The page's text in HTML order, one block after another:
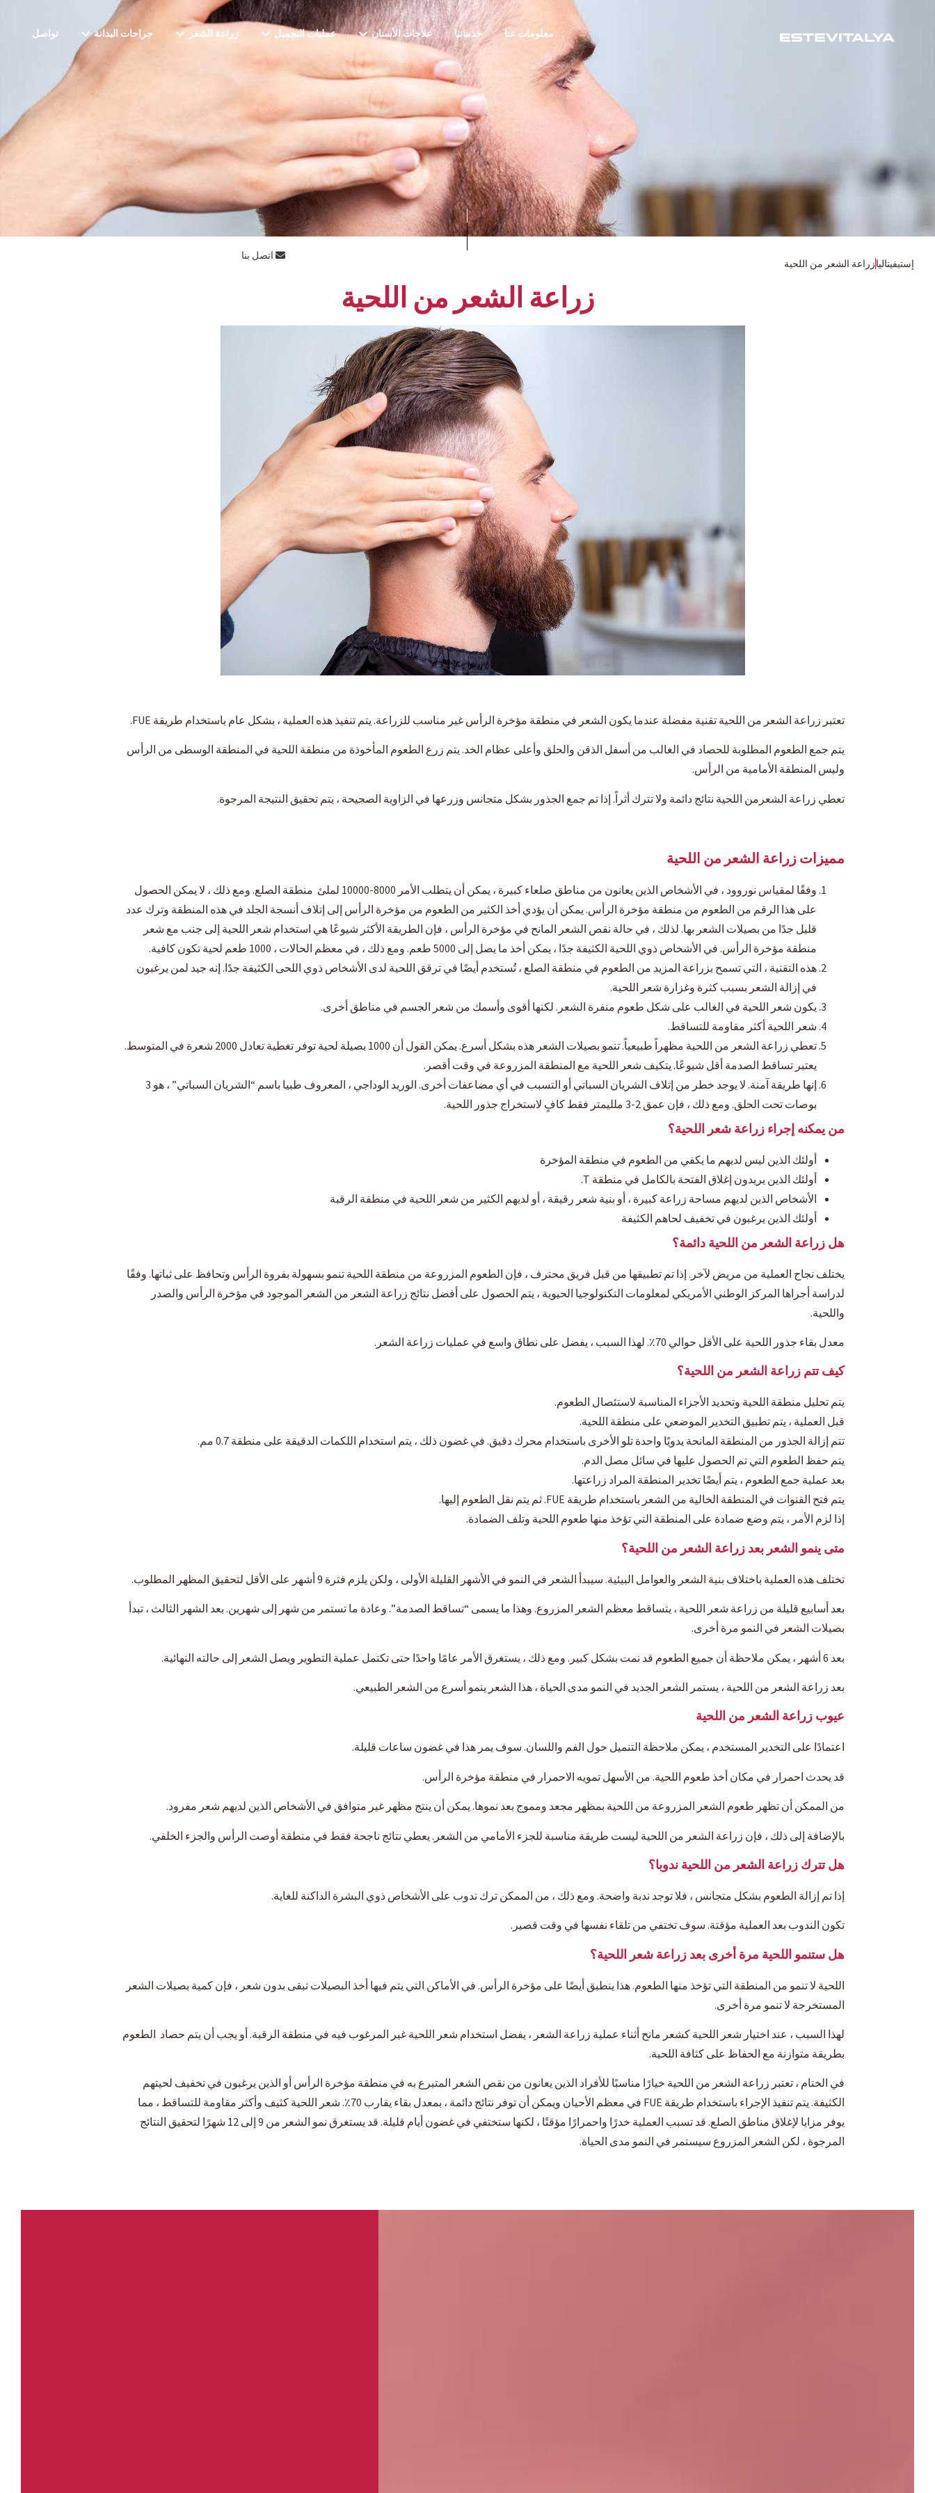
معلومات عنا خدماتنا علاجات الأسنان عمليات التجميل زراعة الشعر جراحات البدانة تواصل
إستيفيتاليازراعة الشعر من اللحية
اتصل بنا
زراعة الشعر من اللحية
تعتبر زراعة الشعر من اللحية تقنية مفضلة عندما يكون الشعر في منطقة مؤخرة الرأس غير مناسب للزراعة. يتم تنفيذ هذه العملية ، بشكل عام باستخدام طريقة FUE.
يتم جمع الطعوم المطلوبة للحصاد في الغالب من أسفل الذقن والحلق وأعلى عظام الخد. يتم زرع الطعوم المأخوذة من منطقة اللحية في المنطقة الوسطى من الرأس
وليس المنطقة الأمامية من الرأس.
تعطي زراعة الشعرمن اللحية نتائج دائمة ولا تترك أثراً. إذا تم جمع الجذور بشكل متجانس وزرعها في الزاوية الصحيحة ، يتم تحقيق النتيجة المرجوة.
مميزات زراعة الشعر من اللحية
وفقًا لمقياس نوروود ، في الأشخاص الذين يعانون من مناطق صلعاء كبيرة ، يمكن أن يتطلب الأمر 8000-10000 لملئ منطقة الصلع. ومع ذلك ، لا يمكن الحصول
على هذا الرقم من الطعوم من منطقة مؤخرة الرأس. يمكن أن يؤدي أخذ الكثير من الطعوم من مؤخرة الرأس إلى إتلاف أنسجة الجلد في هذه المنطقة وترك عدد
قليل جدًا من بصيلات الشعر بها. لذلك ، في حالة نقص الشعر المانح في مؤخرة الرأس ، فإن الطريقة الأكثر شيوعًا هي استخدام شعر اللحية إلى جنب مع شعر
منطقة مؤخرة الرأس. في الأشخاص ذوي اللحية الكثيفة جدًا ، يمكن أخذ ما يصل إلى 5000 طعم. ومع ذلك ، في معظم الحالات ، 1000 طعم لحية تكون كافية.
هذه التقنية ، التي تسمح بزراعة المزيد من الطعوم في منطقة الصلع ، تُستخدم أيضًا في ترقق اللحية لدى الأشخاص ذوي اللحى الكثيفة جدًا. إنه جيد لمن يرغبون
في إزالة الشعر بسبب كثرة وغزارة شعر اللحية.
يكون شعر اللحية في الغالب على شكل طعوم منفرة الشعر. لكنها أقوى وأسمك من شعر الجسم في مناطق أخرى.
شعر اللحية أكثر مقاومة للتساقط.
تعطي زراعة الشعر من اللحية مظهراً طبيعياً. تنمو بصيلات الشعر هذه بشكل أسرع. يمكن القول أن 1000 بصيلة لحية توفر تغطية تعادل 2000 شعرة في المتوسط.
يعتبر تساقط الصدمة أقل شيوعًا. يتكيف شعر اللحية مع المنطقة المزروعة في وقت أقصر.
إنها طريقة آمنة. لا يوجد خطر من إتلاف الشريان السباتي أو التسبب في أي مضاعفات أخرى. الوريد الوداجي ، المعروف طبيا باسم “الشريان السباتي” ، هو 3
بوصات تحت الحلق. ومع ذلك ، فإن عمق 2-3 ملليمتر فقط كافٍ لاستخراج جذور اللحية.
من يمكنه إجراء زراعة شعر اللحية؟
أولئك الذين ليس لديهم ما يكفي من الطعوم في منطقة المؤخرة
أولئك الذين يريدون إغلاق الفتحة بالكامل في منطقة T.
الأشخاص الذين لديهم مساحة زراعة كبيرة ، أو بنية شعر رقيقة ، أو لديهم الكثير من شعر اللحية في منطقة الرقبة
أولئك الذين يرغبون في تخفيف لحاهم الكثيفة
هل زراعة الشعر من اللحية دائمة؟
يختلف نجاح العملية من مريض لآخر. إذا تم تطبيقها من قبل فريق محترف ، فإن الطعوم المزروعة من منطقة اللحية تنمو بسهولة بفروة الرأس وتحافظ على ثباتها. وفقًا
لدراسة أجراها المركز الوطني الأمريكي لمعلومات التكنولوجيا الحيوية ، يتم الحصول على أفضل نتائج زراعة الشعر من الشعر الموجود في مؤخرة الرأس والصدر
واللحية.
معدل بقاء جذور اللحية على الأقل حوالي 70٪. لهذا السبب ، يفضل على نطاق واسع في عمليات زراعة الشعر.
كيف تتم زراعة الشعر من اللحية؟
يتم تحليل منطقة اللحية وتحديد الأجزاء المناسبة لاستئصال الطعوم.
قبل العملية ، يتم تطبيق التخدير الموضعي على منطقة اللحية.
تتم إزالة الجذور من المنطقة المانحة يدويًا واحدة تلو الأخرى باستخدام محرك دقيق. في غضون ذلك ، يتم استخدام اللكمات الدقيقة على منطقة 0.7 مم.
يتم حفظ الطعوم التي تم الحصول عليها في سائل مصل الدم.
بعد عملية جمع الطعوم ، يتم أيضًا تخدير المنطقة المراد زراعتها.
يتم فتح القنوات في المنطقة الخالية من الشعر باستخدام طريقة FUE. ثم يتم نقل الطعوم إليها.
إذا لزم الأمر ، يتم وضع ضمادة على المنطقة التي تؤخذ منها طعوم اللحية وتلف الضمادة.
متى ينمو الشعر بعد زراعة الشعر من اللحية؟
تختلف هذه العملية باختلاف بنية الشعر والعوامل البيئية. سيبدأ الشعر في النمو في الأشهر القليلة الأولى ، ولكن يلزم فترة 9 أشهر على الأقل لتحقيق المظهر المطلوب.
بعد أسابيع قليلة من زراعة شعر اللحية ، يتساقط معظم الشعر المزروع. وهذا ما يسمى “تساقط الصدمة”. وعادة ما تستمر من شهر إلى شهرين. بعد الشهر الثالث ، تبدأ
بصيلات الشعر في النمو مرة أخرى.
بعد 6 أشهر ، يمكن ملاحظة أن جميع الطعوم قد نمت بشكل كبير. ومع ذلك ، يستغرق الأمر عامًا واحدًا حتى تكتمل عملية التطوير ويصل الشعر إلى حالته النهائية.
بعد زراعة الشعر من اللحية ، يستمر الشعر الجديد في النمو مدى الحياة ، هذا الشعر ينمو أسرع من الشعر الطبيعي.
عيوب زراعة الشعر من اللحية
اعتمادًا على التخدير المستخدم ، يمكن ملاحظة التنميل حول الفم واللسان. سوف يمر هذا في غضون ساعات قليلة.
قد يحدث احمرار في مكان أخذ طعوم اللحية. من الأسهل تمويه الاحمرار في منطقة مؤخرة الرأس.
من الممكن أن تظهر طعوم الشعر المزروعة من اللحية بمظهر مجعد ومموج بعد نموها. يمكن أن ينتج مظهر غير متوافق في الأشخاص الذين لديهم شعر مفرود.
بالإضافة إلى ذلك ، فإن زراعة الشعر من اللحية ليست طريقة مناسبة للجزء الأمامي من الشعر. يعطي نتائج ناجحة فقط في منطقة أوصت الرأس والجزء الخلفي.
هل تترك زراعة الشعر من اللحية ندوبا؟
إذا تم إزالة الطعوم بشكل متجانس ، فلا توجد ندبة واضحة. ومع ذلك ، من الممكن ترك ندوب على الأشخاص ذوي البشرة الداكنة للغاية.
تكون الندوب بعد العملية مؤقتة. سوف تختفي من تلقاء نفسها في وقت قصير.
هل ستنمو اللحية مرة أخرى بعد زراعة شعر اللحية؟
اللحية لا تنمو من المنطقة التي تؤخذ منها الطعوم. هذا ينطبق أيضًا على مؤخرة الرأس. في الأماكن التي يتم فيها أخذ البصيلات تبقى بدون شعر ، فإن كمية بصيلات الشعر
المستخرجة لا تنمو مرة أخرى.
لهذا السبب ، عند اختيار شعر اللحية كشعر مانح أثناء عملية زراعة الشعر ، يفضل استخدام شعر اللحية غير المرغوب فيه في منطقة الرقبة. أو يجب أن يتم حصاد الطعوم
بطريقة متوازنة مع الحفاظ على كثافة اللحية.
في الختام ، تعتبر زراعة الشعر من اللحية خيارًا مناسبًا للأفراد الذين يعانون من نقص الشعر المتبرع به في منطقة مؤخرة الرأس أو الذين يرغبون في تخفيف لحيتهم
الكثيفة. يتم تنفيذ الإجراء باستخدام طريقة FUE في معظم الأحيان ويمكن أن توفر نتائج دائمة ، بمعدل بقاء يقارب 70٪. شعر اللحية كثيف وأكثر مقاومة للتساقط ، مما
يوفر مزايا لإغلاق مناطق الصلع. قد تسبب العملية خدرًا واحمرارًا مؤقتًا ، لكنها ستختفي في غضون أيام قليلة. قد يستغرق نمو الشعر من 9 إلى 12 شهرًا لتحقيق النتائج
المرجوة ، لكن الشعر المزروع سيستمر في النمو مدى الحياة.